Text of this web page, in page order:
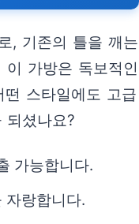
, 기존의 틀을 깨는
가방은 독보적인
스타일에도 고급
되셨나요?
가능합니다.
자랑합니다.